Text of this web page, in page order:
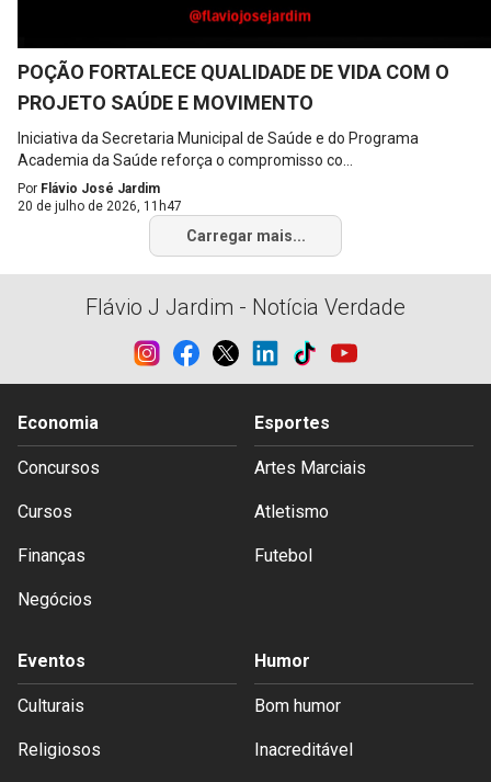
POÇÃO FORTALECE QUALIDADE DE VIDA COM O
PROJETO SAÚDE E MOVIMENTO
Iniciativa da Secretaria Municipal de Saúde e do Programa
Academia da Saúde reforça o compromisso co...
Por Flávio José Jardim
20 de julho de 2026, 11h47
Carregar mais...
Flávio J Jardim - Notícia Verdade
Economia
Concursos
Cursos
Finanças
Negócios
Esportes
Artes Marciais
Atletismo
Futebol
Eventos
Culturais
Religiosos
Humor
Bom humor
Inacreditável